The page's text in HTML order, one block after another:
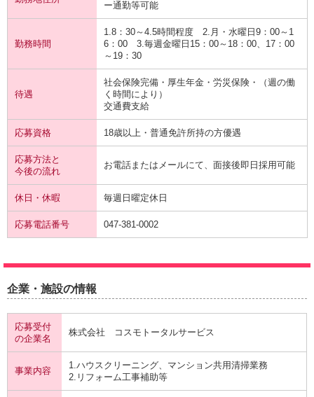
ー通勤等可能
勤務時間
1.8：30～4.5時間程度 2.月・水曜日9：00～1
6：00 3.毎週金曜日15：00～18：00、17：00
～19：30
待遇
社会保険完備・厚生年金・労災保険・（週の働
く時間により）
交通費支給
応募資格 18歳以上・普通免許所持の方優遇
応募方法と
今後の流れ
お電話またはメールにて、面接後即日採用可能
休日・休暇 毎週日曜定休日
応募電話番号 047-381-0002
企業・施設の情報
応募受付
の企業名
株式会社 コスモトータルサービス
事業内容
1.ハウスクリーニング、マンション共用清掃業務
2.リフォーム工事補助等